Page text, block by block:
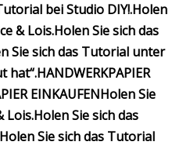
bei Studio DIY!.Holen
& Lois.Holen Sie sich das
Sie sich das Tutorial unter
hat“.HANDWERKPAPIER
EINKAUFENHolen Sie
Lois.Holen Sie sich das
Holen Sie sich das Tutorial